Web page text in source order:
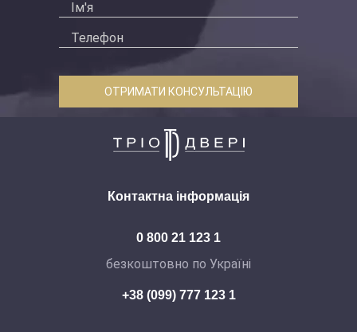
ОТРИМАТИ КОНСУЛЬТАЦІЮ
Контактна інформація
0 800 21 123 1
безкоштовно по Україні
+38 (099) 777 123 1